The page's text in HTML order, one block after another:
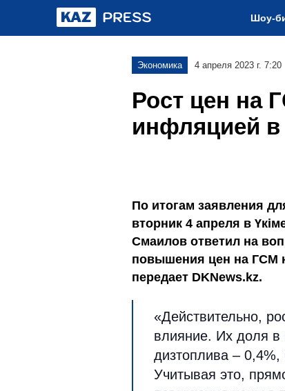
Шоу-
Экономика 4 апреля 2023 г. 7:20
Рост цен на
инфляцией в
По итогам заявления
вторник 4 апреля в
Смаилов ответил на
повышения цен на ГСМ
передает DKNews.kz.
«Действительно,
влияние. Их доля в
дизтоплива –
Учитывая это,